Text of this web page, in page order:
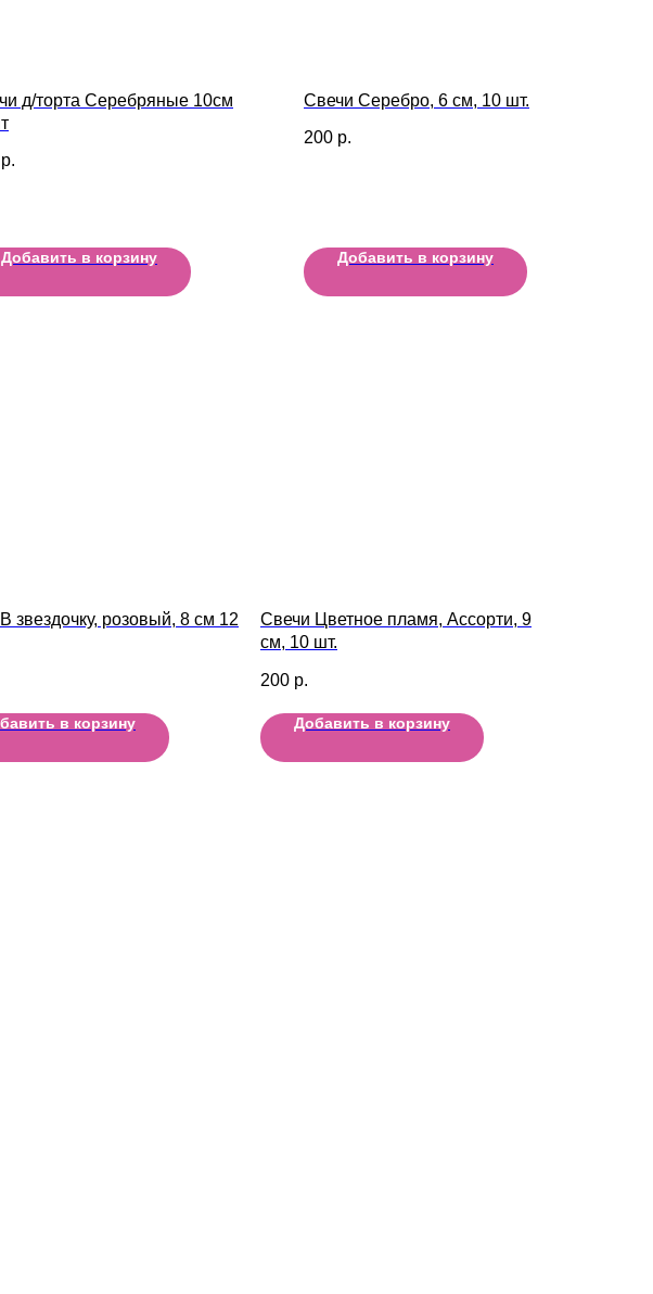
д/торта Серебряные 10см
р.
Добавить в корзину
Свечи Серебро, 6 см, 10 шт.
200 р.
Добавить в корзину
звездочку, розовый, 8 см 12
в корзину
Свечи Цветное пламя, Ассорти, 9
см, 10 шт.
200 р.
Добавить в корзину